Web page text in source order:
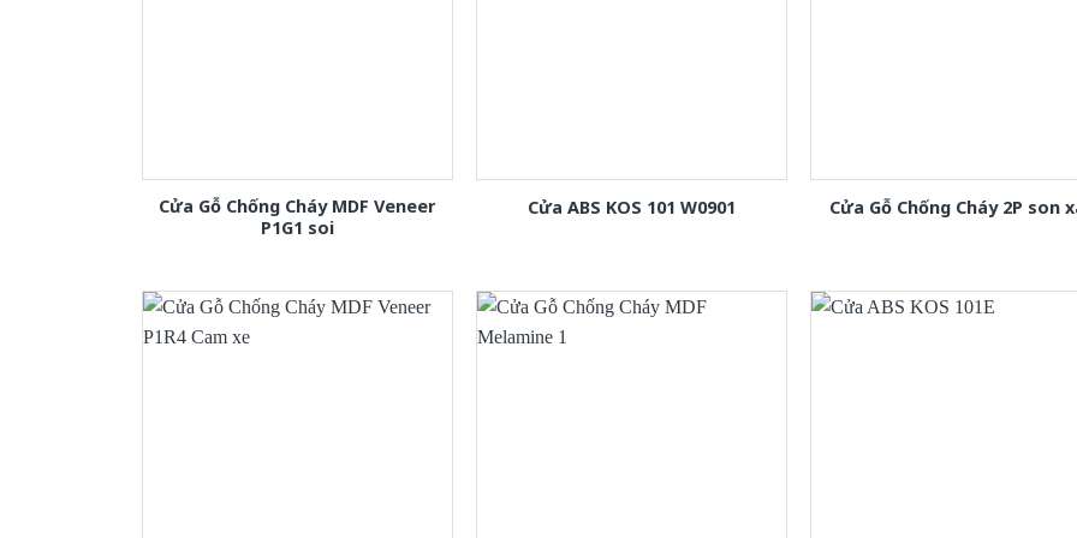
Cửa Gỗ Chống Cháy MDF Veneer
P1G1 soi
Cửa ABS KOS 101 W0901 Cửa Gỗ Chống Cháy 2P son